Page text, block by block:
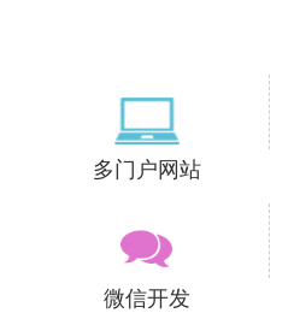
多门户网站
微信开发